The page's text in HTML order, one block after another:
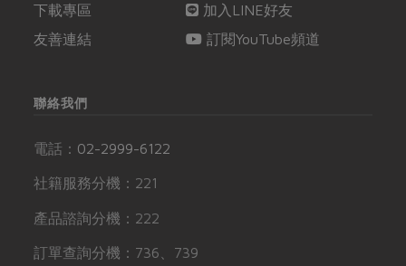
下載專區
友善連結
加入LINE好友
訂閱YouTube頻道
聯絡我們
電話： 02-2999-6122
社籍服務分機：221
產品諮詢分機：222
訂單查詢分機：736、739